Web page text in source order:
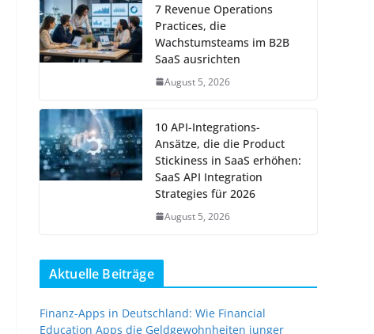
7 Revenue Operations
Practices, die
Wachstumsteams im B2B
SaaS ausrichten
August 5, 2026
10 API-Integrations-
Ansätze, die die Product
Stickiness in SaaS erhöhen:
SaaS API Integration
Strategies für 2026
August 5, 2026
Aktuelle Beiträge
Finanz-Apps in Deutschland: Wie Financial
Education Apps die Geldgewohnheiten junger